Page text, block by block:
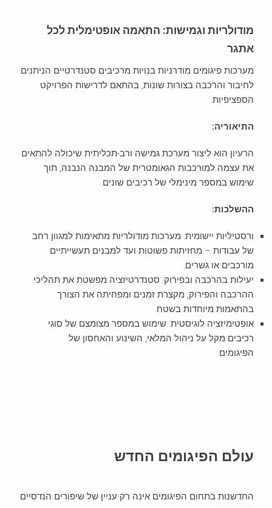
מודולריות וגמישות: התאמה אופטימלית לכל
אתגר
מערכות פיגומים מודרניות בנויות מרכיבים סטנדרטיים הניתנים
לחיבור והרכבה בצורות שונות, בהתאם לדרישות הפרויקט
הספציפיות.
התיאוריה:
הרעיון הוא ליצור מערכת גמישה ורב-תכליתית שיכולה להתאים
את עצמה למורכבות הגאומטרית של המבנה הנבנה, תוך
שימוש במספר מינימלי של רכיבים שונים.
ההשלכות:
ורסטיליות יישומית: מערכות מודולריות מתאימות למגוון רחב
של עבודות – מחזיתות פשוטות ועד למבנים תעשייתיים
מורכבים או גשרים.
יעילות בהרכבה ובפירוק: סטנדרטיזציה מפשטת את תהליכי
ההרכבה והפירוק, מקצרת זמנים ומפחיתה את הצורך
בהתאמות מיוחדות בשטח.
אופטימיזציה לוגיסטית: שימוש במספר מצומצם של סוגי
רכיבים מקל על ניהול המלאי, השינוע והאחסון של
הפיגומים.
עולם הפיגומים החדש
החדשנות בתחום הפיגומים אינה רק עניין של שיפורים הנדסיים